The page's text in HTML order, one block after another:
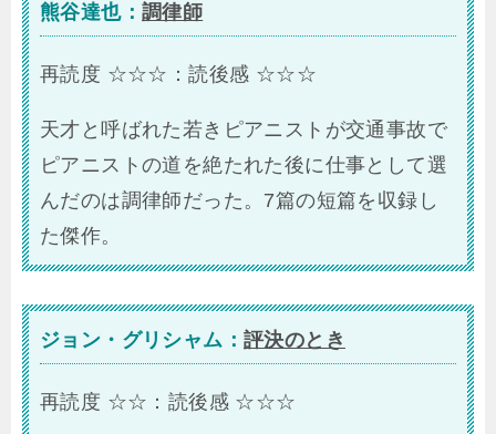
熊谷達也： 調律師
再読度 ☆☆☆：読後感 ☆☆☆
天才と呼ばれた若きピアニストが交通事故で
ピアニストの道を絶たれた後に仕事として選
んだのは調律師だった。7篇の短篇を収録し
た傑作。
ジョン・グリシャム： 評決のとき
再読度 ☆☆：読後感 ☆☆☆